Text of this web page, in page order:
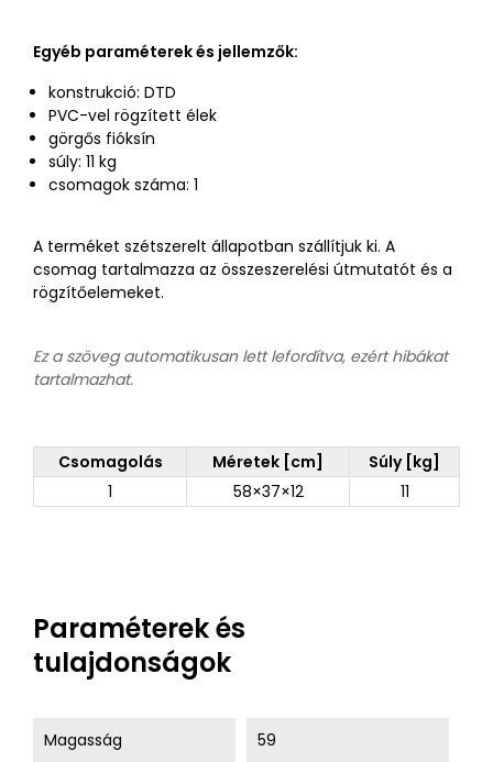
Egyéb paraméterek és jellemzők:
konstrukció: DTD
PVC-vel rögzített élek
görgős fióksín
súly: 11 kg
csomagok száma: 1
A terméket szétszerelt állapotban szállítjuk ki. A
csomag tartalmazza az összeszerelési útmutatót és a
rögzítőelemeket.
Ez a szöveg automatikusan lett lefordítva, ezért hibákat
tartalmazhat.
Csomagolás Méretek [cm]
Súly [kg]
1
58×37×12 11
Paraméterek és
tulajdonságok
Magasság 59